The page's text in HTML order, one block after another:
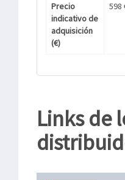
Precio
indicativo de
adquisición
(€)
598
Links de